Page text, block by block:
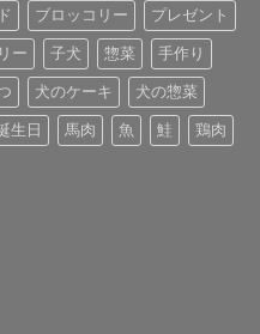
ブロッコリー プレゼント
ー 子犬 惣菜 手作り
犬のケーキ 犬の惣菜
生日 馬肉 魚 鮭 鶏肉